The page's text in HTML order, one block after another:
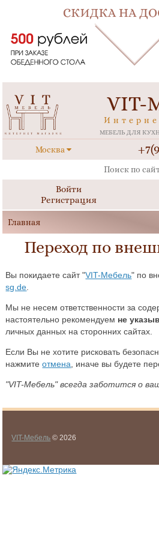
VIT-
МЕБЕЛЬ ДЛЯ
Москва
Войти
Регистрация
Переход по
Вы покидаете сайт "VIT-Мебель" по
sg.de
Мы не несем ответственности за
настоятельно рекомендуем не
личных данных на сторонних сайтах.
Если Вы не хотите рисковать
нажмитеотмена , иначе вы будете
"VIT-Мебель" всегда заботится о
VIT-Мебель © 2026